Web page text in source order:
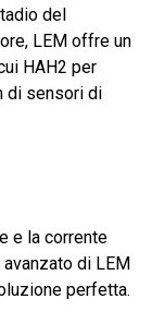
del
LEM offre un
HAH2 per
di sensori di
e la corrente
avanzato di LEM
perfetta.